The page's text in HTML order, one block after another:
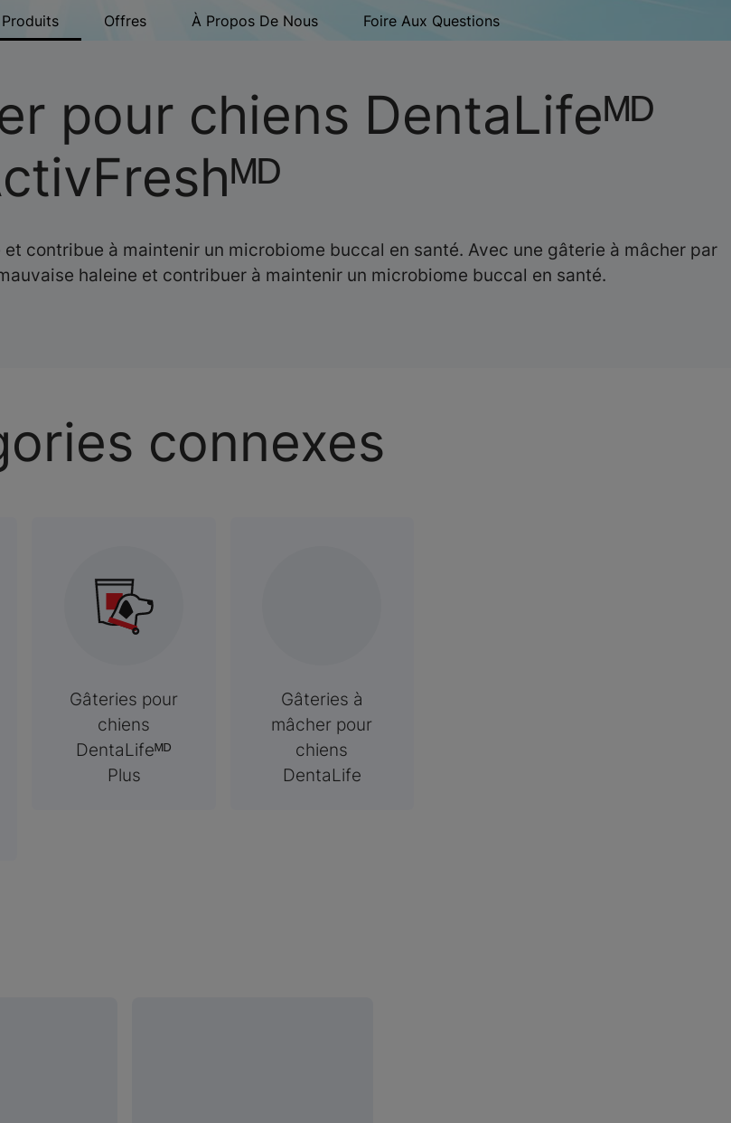
Produits Offres À Propos De Nous Foire Aux Questions
pour chiens DentaLifeᴹᴰ
contribue à maintenir un microbiome buccal en santé. Avec une gâterie à mâcher par
haleine et contribuer à maintenir un microbiome buccal en santé.
connexes
Gâteries pour
chiens
DentaLifeᴹᴰ
Plus
Gâteries à
mâcher pour
chiens
DentaLife